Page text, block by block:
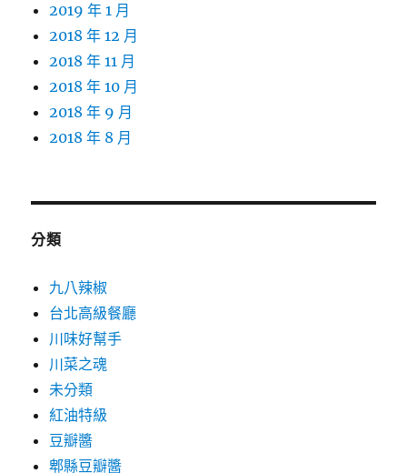
2019 年 1 月
2018 年 12 月
2018 年 11 月
2018 年 10 月
2018 年 9 月
2018 年 8 月
分類
九八辣椒
台北高級餐廳
川味好幫手
川菜之魂
未分類
紅油特級
豆瓣醬
郫縣豆瓣醬